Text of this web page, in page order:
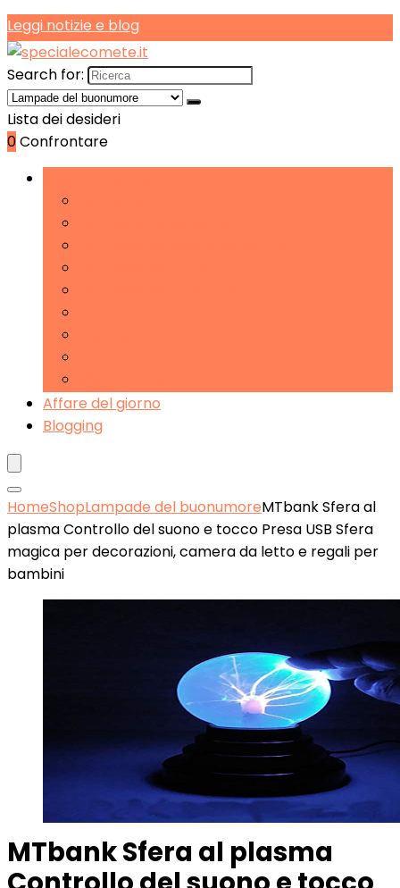
Leggi notizie e blog
Search for:
Lista dei desideri
0Confrontare
Affare del giorno
Blogging
HomeShopLampade del buonumoreMTbank Sfera al
plasma Controllo del suono e tocco Presa USB Sfera
magica per decorazioni, camera da letto e regali per
bambini
MTbank Sfera al plasma